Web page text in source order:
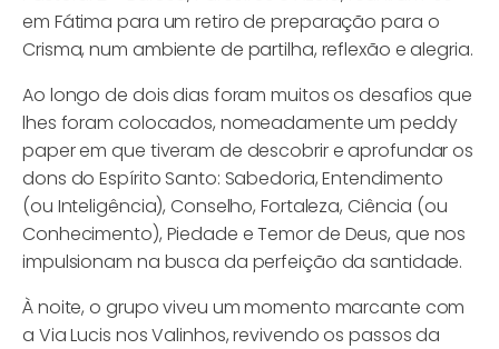
em Fátima para um retiro de preparação para o
Crisma, num ambiente de partilha, reflexão e alegria.
Ao longo de dois dias foram muitos os desafios que
lhes foram colocados, nomeadamente um peddy
paper em que tiveram de descobrir e aprofundar os
dons do Espírito Santo: Sabedoria, Entendimento
(ou Inteligência), Conselho, Fortaleza, Ciência (ou
Conhecimento), Piedade e Temor de Deus, que nos
impulsionam na busca da perfeição da santidade.
À noite, o grupo viveu um momento marcante com
a Via Lucis nos Valinhos, revivendo os passos da